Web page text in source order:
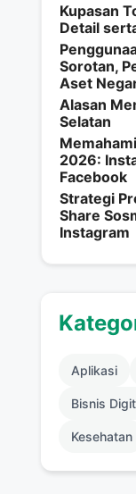
Kupasan
Detail
Sorotan,
Aset
Alasan
Selatan
2026:
Facebook
Strategi
Share
Instagram
Aplikasi
Bisnis
Kesehatan